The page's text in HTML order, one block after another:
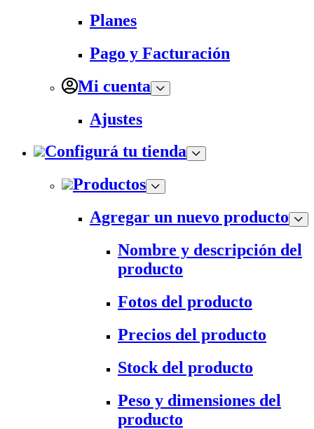
Planes
Pago y Facturación
Mi cuenta
Ajustes
Configurá tu tienda
Productos
Agregar un nuevo producto
Nombre y descripción del
producto
Fotos del producto
Precios del producto
Stock del producto
Peso y dimensiones del
producto